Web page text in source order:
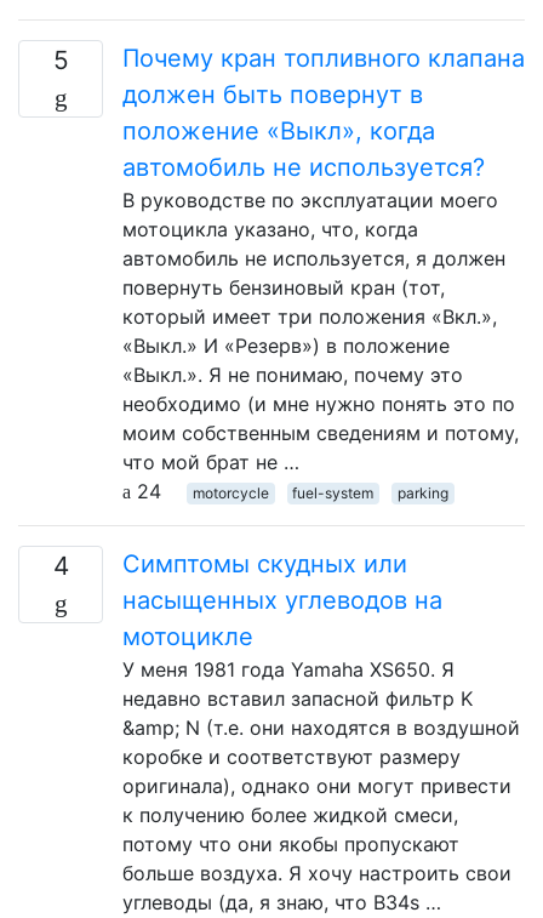
5
Почему кран топливного клапана
должен быть повернут в
положение «Выкл», когда
автомобиль не используется?
В руководстве по эксплуатации моего
мотоцикла указано, что, когда
автомобиль не используется, я должен
повернуть бензиновый кран (тот,
который имеет три положения «Вкл.»,
«Выкл.» И «Резерв») в положение
«Выкл.». Я не понимаю, почему это
необходимо (и мне нужно понять это по
моим собственным сведениям и потому,
что мой брат не …
24
motorcycle fuel-system parking
4
Симптомы скудных или
насыщенных углеводов на
мотоцикле
У меня 1981 года Yamaha XS650. Я
недавно вставил запасной фильтр K
&amp; N (т.е. они находятся в воздушной
коробке и соответствуют размеру
оригинала), однако они могут привести
к получению более жидкой смеси,
потому что они якобы пропускают
больше воздуха. Я хочу настроить свои
углеводы (да, я знаю, что B34s …